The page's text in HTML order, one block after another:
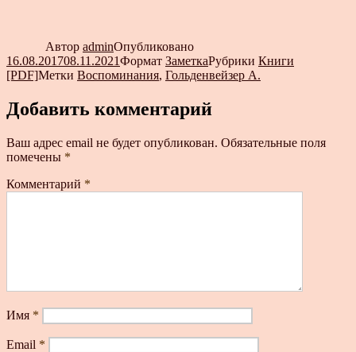
Автор adminОпубликовано
16.08.201708.11.2021Формат ЗаметкаРубрики Книги
[PDF]Метки Воспоминания, Гольденвейзер А.
Добавить комментарий
Ваш адрес email не будет опубликован. Обязательные поля
помечены *
Комментарий *
Имя *
Email *